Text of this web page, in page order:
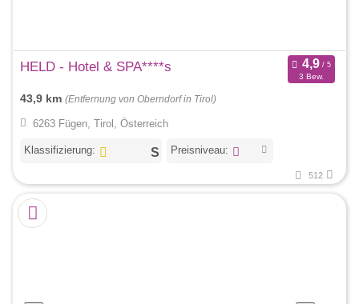
HELD - Hotel & SPA****s
3 Bew.
43,9 km (Entfernung von Oberndorf in Tirol)
6263 Fügen, Tirol, Österreich
Klassifizierung: Preisniveau:
512